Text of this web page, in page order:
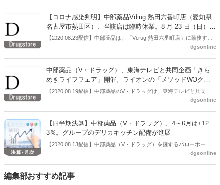
【コロナ感染判明】中部薬品Vdrug 熱田六番町店（愛知県
名古屋市熱田区）、当該店は臨時休業。8 月 23 日（日）は
同店を 17 時から
【2020.08.23配信】中部薬品は、「Vdrug 熱田六番町店」に勤務する
従業員 1 名が新型コロナウイルスに感染していることが確認されたと
Ｒ検査を受診したところ、8 月 23 日（日）に「陽性」と確認された。
感染が確認された 8 月 23 日（日）は同店を 17 時より臨時休業とし
た。なお、店舗従業員における濃厚接触者については管轄保健所に確
認したところ該当なしという。
dgsonline
中部薬品（V・ドラッグ）、東海テレビと共同企画「きら
めきライフフェア」開催。ライオンの「メソッドWOクリ
ーム」など対象
【2020.08.19配信】中部薬品のV・ドラッグは、東海テレビと共同企
画の「きらめきライフフェア」を開催する。開催期間は８月19日～31
dgsonline
【四半期決算】中部薬品（V・ドラッグ）、4～6月は+12.
3％。グループのデリカキッチン配備が進展
【2020.08.13配信】中部薬品（V・ドラッグ）を擁するバローホール
ディングスは2021年3月期第1四半期連結決算を発表した。それによる
381億1200万円（前年同期比+12.3％）、経常利益は12億4200万円
（同+39.8％）だった。立地特性に応じ、グループ企業である中部フー
dgsonline
編集部おすすめ記事